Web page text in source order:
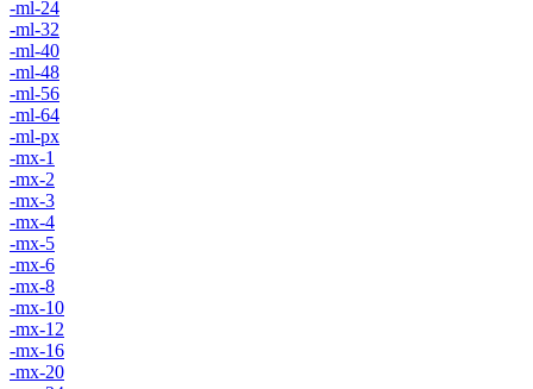
-ml-24
-ml-32
-ml-40
-ml-48
-ml-56
-ml-64
-ml-px
-mx-1
-mx-2
-mx-3
-mx-4
-mx-5
-mx-6
-mx-8
-mx-10
-mx-12
-mx-16
-mx-20